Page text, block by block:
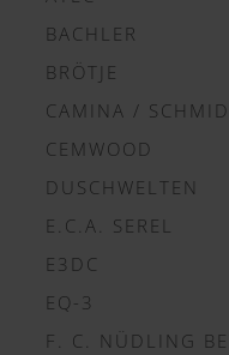
BACHLER
BRÖTJE
CAMINA / SCHMID
CEMWOOD
DUSCHWELTEN
E.C.A. SEREL
E3DC
EQ-3
F. C. NÜDLING